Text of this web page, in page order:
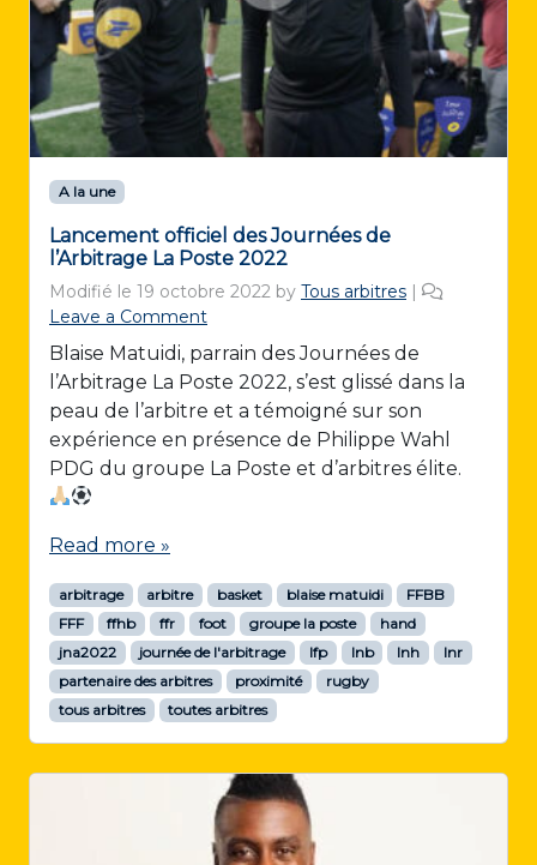
A la une
Lancement officiel des Journées de
l’Arbitrage La Poste 2022
Modifié le 19 octobre 2022 by Tous arbitres |
Leave a Comment
Blaise Matuidi, parrain des Journées de
l’Arbitrage La Poste 2022, s’est glissé dans la
peau de l’arbitre et a témoigné sur son
expérience en présence de Philippe Wahl
PDG du groupe La Poste et d’arbitres élite.
Read more »
arbitrage arbitre basket blaise matuidi
FFBB
FFF
ffhb ffr foot groupe la poste
hand
jna2022
journée de l'arbitrage lfp lnb lnh
lnr
partenaire des arbitres
proximité
rugby
tous arbitres
toutes arbitres